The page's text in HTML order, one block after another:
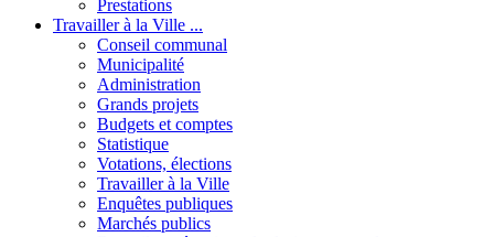
Prestations
Travailler à la Ville ...
Conseil communal
Municipalité
Administration
Grands projets
Budgets et comptes
Statistique
Votations, élections
Travailler à la Ville
Enquêtes publiques
Marchés publics